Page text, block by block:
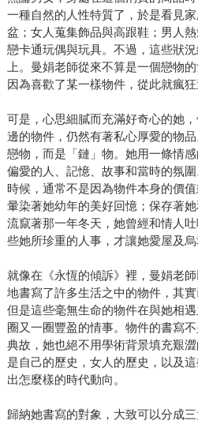
一種自然的人性特質了，於是看見
盆；女人蒐集飾品與高跟鞋；男人
戀卡通玩偶與玩具。不過，這些狀
上。曼娟老師從來不算是一個戀物
因為喜歡了某一樣物件，從此就瘋狂
可是，心思細膩而充滿好奇心的她
邊的物件，仍然有著私心厚愛的物
戀物，而是「鏈」物。她用一條情
偏愛的人、記憶、故事和當時的氛
時候，通常不是因為物件本身的價
暈染著她幼年的美好回憶；保存著
流竄著那一年冬天，她曾經和情人
些她所珍重的人事，才讓她愛屋及烏
就像在《永恆的傾訴》裡，曼娟老
地書寫了許多生活之中的物件，其
但是這些毫無生命的物件在與她相
圈又一圈豐盈的情事。物件的書寫
典故，她也絕不用學術背景填充艱
是自己的歷史，女人的歷史，以及
出怎麼樣的時代動向。
歸納她書寫的對象，大致可以分成